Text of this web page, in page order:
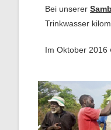
Bei unserer
Trinkwasser
Im Oktober 2016